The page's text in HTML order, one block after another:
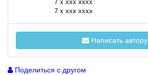
7 x xxx xxxx
7 x xxx xxxx
Написать автору
Поделиться с другом